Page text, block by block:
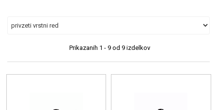
Prikazanih 1 - 9 od 9 izdelkov